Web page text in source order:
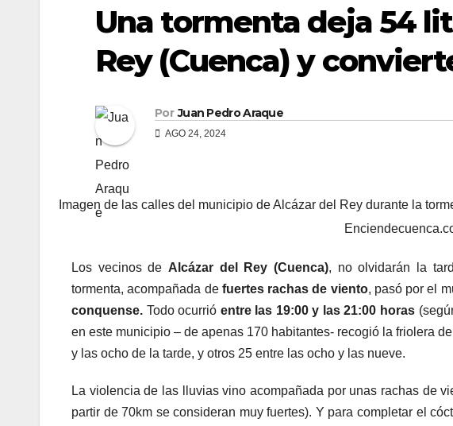
Una tormenta deja 54
Rey (Cuenca) y
Por Juan Pedro Araque
AGO 24, 2024
Imagen de las calles del municipio de Alcázar del Rey durante la
Los vecinos de Alcázar del Rey (Cuenca), no olvidarán la
tormenta, acompañada de fuertes rachas de viento, pasó por el
conquense. Todo ocurrió entre las 19:00 y las 21:00 horas
en este municipio – de apenas 170 habitantes- recogió la friolera de
y las ocho de la tarde, y otros 25 entre las ocho y las nueve.
La violencia de las lluvias vino acompañada por unas rachas de
partir de 70km se consideran muy fuertes). Y para completar el